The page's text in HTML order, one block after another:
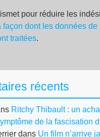
pour réduire les
façon dont les données de
traitées.
récents
Ritchy Thibault : un
de la fascisation
dans Un film n’arrive